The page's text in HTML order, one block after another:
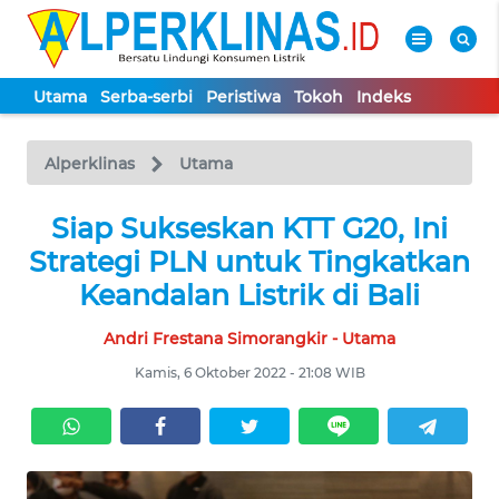
Utama Serba-serbi Peristiwa Tokoh Indeks
Alperklinas Utama
Siap Sukseskan KTT G20, Ini
Strategi PLN untuk Tingkatkan
Keandalan Listrik di Bali
Andri Frestana Simorangkir - Utama
Kamis, 6 Oktober 2022 - 21:08 WIB
TV
Tutup
UTAMA
SERBA-
TOKOH